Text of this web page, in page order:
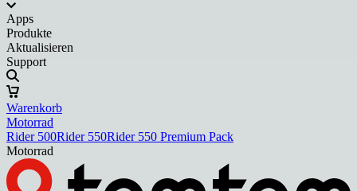
Apps
Produkte
Aktualisieren
Support
Warenkorb
Motorrad
Rider 500Rider 550Rider 550 Premium Pack
Motorrad